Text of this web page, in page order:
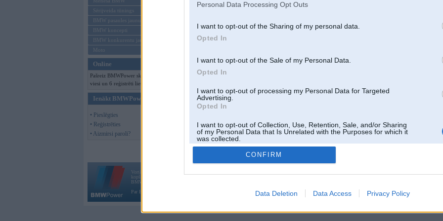
Personal Data Processing Opt Outs
I want to opt-out of the Sharing of my personal data.
Opted In
I want to opt-out of the Sale of my Personal Data.
Opted In
I want to opt-out of processing my Personal Data for Targeted
Advertising.
Opted In
I want to opt-out of Collection, Use, Retention, Sale, and/or Sharing
of my Personal Data that Is Unrelated with the Purposes for which it
was collected.
Opted Out
CONFIRM
Data Deletion Data Access Privacy Policy
Sērijveida tūnings
BMW pasaules jaunumi
BMW koncepti
BMW konkurentu jaunumi
Moto
Online
Pašreiz BMWPower skatās 363
viesi un 6 reģistrēti lietotāji.
Ienākt BMWPower
• Pieslēgties
• Reģistrēties
• Aizmirsi paroli?
Vortāls BMWPower.lv darbojas
kopš 2002. gada 14. maija. Tas nav auto klubs un nav saistīts ar
BMW AG.
Par BMWPower